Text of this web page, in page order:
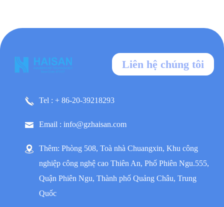
Liên hệ chúng tôi
Tel : + 86-20-39218293
Email : info@gzhaisan.com
Thêm: Phòng 508, Toà nhà Chuangxin, Khu công
nghiệp công nghệ cao Thiên An, Phố Phiên Ngu.555,
Quận Phiên Ngu, Thành phố Quảng Châu, Trung
Quốc